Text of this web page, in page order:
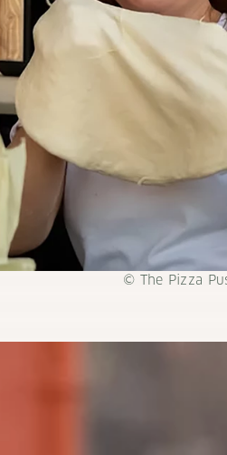
© The Pizza